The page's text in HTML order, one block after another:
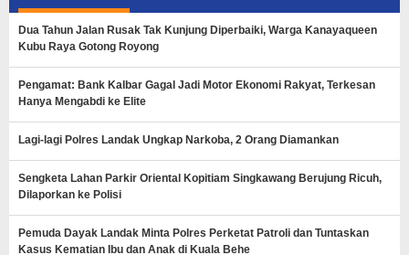
Dua Tahun Jalan Rusak Tak Kunjung Diperbaiki, Warga Kanayaqueen
Kubu Raya Gotong Royong
Pengamat: Bank Kalbar Gagal Jadi Motor Ekonomi Rakyat, Terkesan
Hanya Mengabdi ke Elite
Lagi-lagi Polres Landak Ungkap Narkoba, 2 Orang Diamankan
Sengketa Lahan Parkir Oriental Kopitiam Singkawang Berujung Ricuh,
Dilaporkan ke Polisi
Pemuda Dayak Landak Minta Polres Perketat Patroli dan Tuntaskan
Kasus Kematian Ibu dan Anak di Kuala Behe